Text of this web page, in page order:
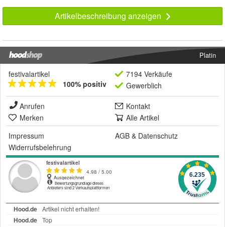
Artikelbeschreibung anzeigen
Platin
festivalartikel
100% positiv
7194 Verkäufe
Gewerblich
Anrufen
Kontakt
Merken
Alle Artikel
Impressum
AGB & Datenschutz
Widerrufsbelehrung